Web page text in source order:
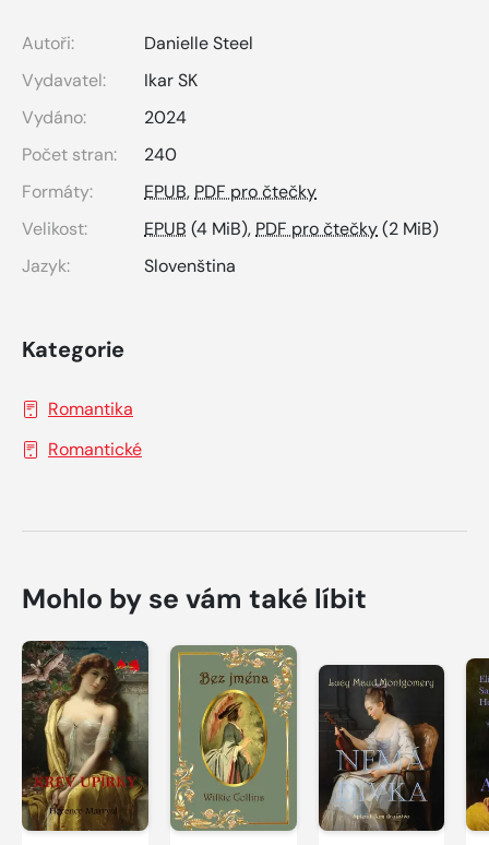
Autoři:
Danielle Steel
Vydavatel:
Ikar SK
Vydáno:
2024
Počet stran:
240
Formáty:
EPUB, PDF pro čtečky
Velikost:
EPUB (4 MiB), PDF pro čtečky(2 MiB)
Jazyk:
Slovenština
Kategorie
Romantika
Romantické
Mohlo by se vám také líbit